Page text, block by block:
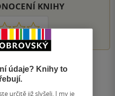
KNIHY
5
hodnocení
údaje? Knihy to
určitě již slyšeli. I my je